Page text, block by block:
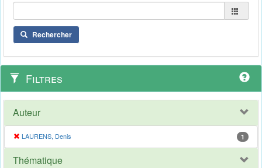
Rechercher
Filtres
Auteur
LAURENS, Denis 1
Thématique